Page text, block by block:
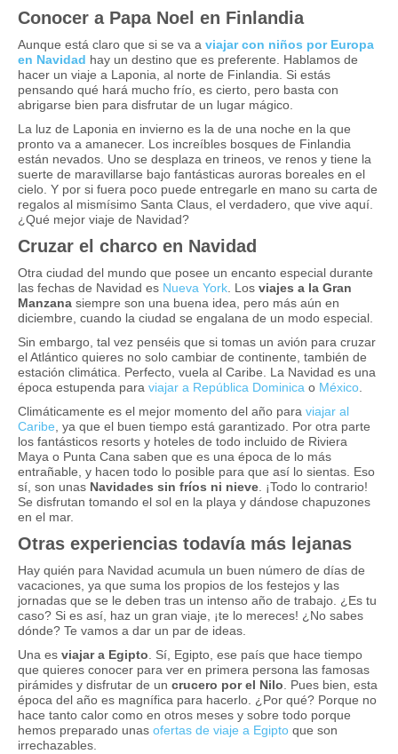
Conocer a Papa Noel en Finlandia
Aunque está claro que si se va a viajar con niños por Europa
en Navidad hay un destino que es preferente. Hablamos de
hacer un viaje a Laponia, al norte de Finlandia. Si estás
pensando qué hará mucho frí­o, es cierto, pero basta con
abrigarse bien para disfrutar de un lugar mágico.
La luz de Laponia en invierno es la de una noche en la que
pronto va a amanecer. Los increí­bles bosques de Finlandia
están nevados. Uno se desplaza en trineos, ve renos y tiene la
suerte de maravillarse bajo fantásticas auroras boreales en el
cielo. Y por si fuera poco puede entregarle en mano su carta de
regalos al mismí­simo Santa Claus, el verdadero, que vive aquí­.
¿Qué mejor viaje de Navidad?
Cruzar el charco en Navidad
Otra ciudad del mundo que posee un encanto especial durante
las fechas de Navidad es Nueva York. Los viajes a la Gran
Manzana siempre son una buena idea, pero más aún en
diciembre, cuando la ciudad se engalana de un modo especial.
Sin embargo, tal vez penséis que si tomas un avión para cruzar
el Atlántico quieres no solo cambiar de continente, también de
estación climática. Perfecto, vuela al Caribe. La Navidad es una
época estupenda para viajar a República Dominica o México.
Climáticamente es el mejor momento del año para viajar al
Caribe, ya que el buen tiempo está garantizado. Por otra parte
los fantásticos resorts y hoteles de todo incluido de Riviera
Maya o Punta Cana saben que es una época de lo más
entrañable, y hacen todo lo posible para que así­ lo sientas. Eso
sí­, son unas Navidades sin frí­os ni nieve. ¡Todo lo contrario!
Se disfrutan tomando el sol en la playa y dándose chapuzones
en el mar.
Otras experiencias todaví­a más lejanas
Hay quién para Navidad acumula un buen número de dí­as de
vacaciones, ya que suma los propios de los festejos y las
jornadas que se le deben tras un intenso año de trabajo. ¿Es tu
caso? Si es así­, haz un gran viaje, ¡te lo mereces! ¿No sabes
dónde? Te vamos a dar un par de ideas.
Una es viajar a Egipto. Sí­, Egipto, ese paí­s que hace tiempo
que quieres conocer para ver en primera persona las famosas
pirámides y disfrutar de un crucero por el Nilo. Pues bien, esta
época del año es magní­fica para hacerlo. ¿Por qué? Porque no
hace tanto calor como en otros meses y sobre todo porque
hemos preparado unas ofertas de viaje a Egipto que son
irrechazables.